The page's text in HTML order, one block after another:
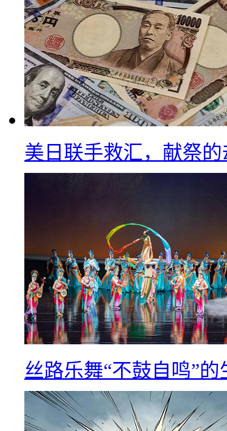
美日联手救汇，献祭
丝路乐舞“不鼓自鸣”